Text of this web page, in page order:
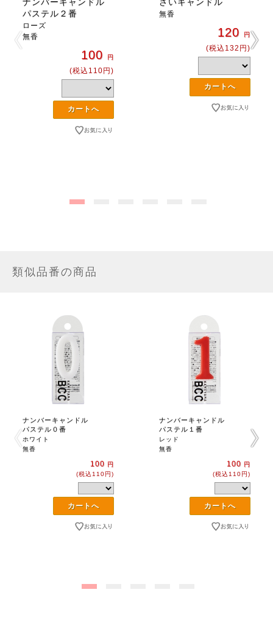
パステル２番
ローズ
無香
100 円
(税込110円)
無香
120 円
(税込132円)
類似品番の商品
ナンバーキャンドル
パステル０番
ホワイト
無香
100 円
(税込110円)
ナンバーキャンドル
パステル１番
レッド
無香
100 円
(税込110円)